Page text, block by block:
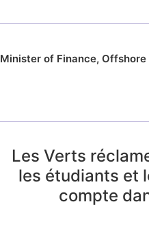
Minister of Finance, Offshore
Les Verts
les étudiants et
compte